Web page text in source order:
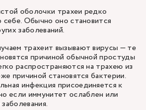
оболочки трахеи редко
себе. Обычно оно становится
заболеваний.
трахеит вызывают вирусы — те
причиной обычной простуды
распространяются на трахею из
причиной становятся бактерии.
инфекция присоединяется к
если иммунитет ослаблен или